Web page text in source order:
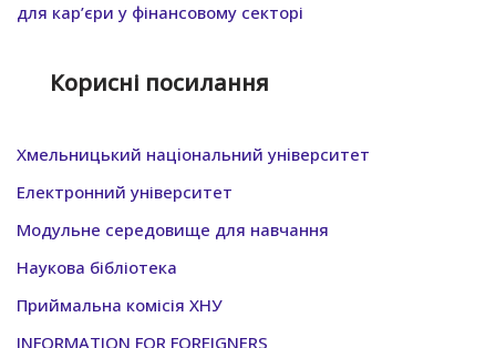
для кар’єри у фінансовому секторі
Корисні посилання
Хмельницький нацiональний унiверситет
Електронний університет
Модульне середовище для навчання
Наукова бібліотека
Приймальна комісія ХНУ
INFORMATION FOR FOREIGNERS